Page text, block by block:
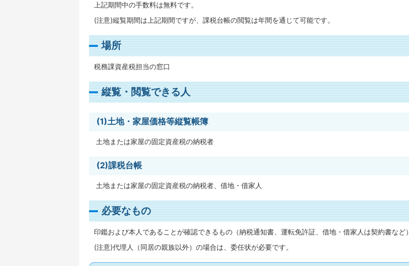
上記期間中の手数料は無料です。
(注意)縦覧期間は上記期間ですが、課税台帳の閲覧は年間を通じて可能です。
場所
税務課資産税担当の窓口
縦覧・閲覧できる人
(1)土地・家屋価格等縦覧帳簿
土地または家屋の固定資産税の納税者
(2)課税台帳
土地または家屋の固定資産税の納税者、借地・借家人
必要なもの
印鑑および本人であることが確認できるもの（納税通知書、運転免許証、借地・借家人は契約書など）
(注意)代理人（同居の親族以外）の場合は、委任状が必要です。